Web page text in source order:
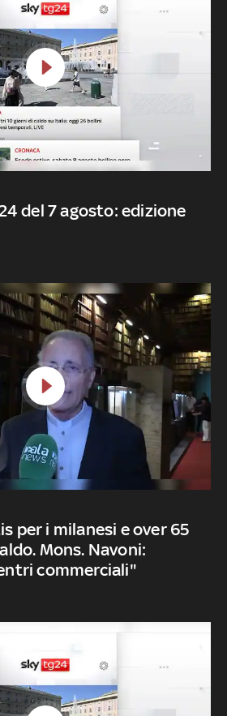
del 7 agosto: edizione
per i milanesi e over 65
Mons. Navoni:
commerciali"